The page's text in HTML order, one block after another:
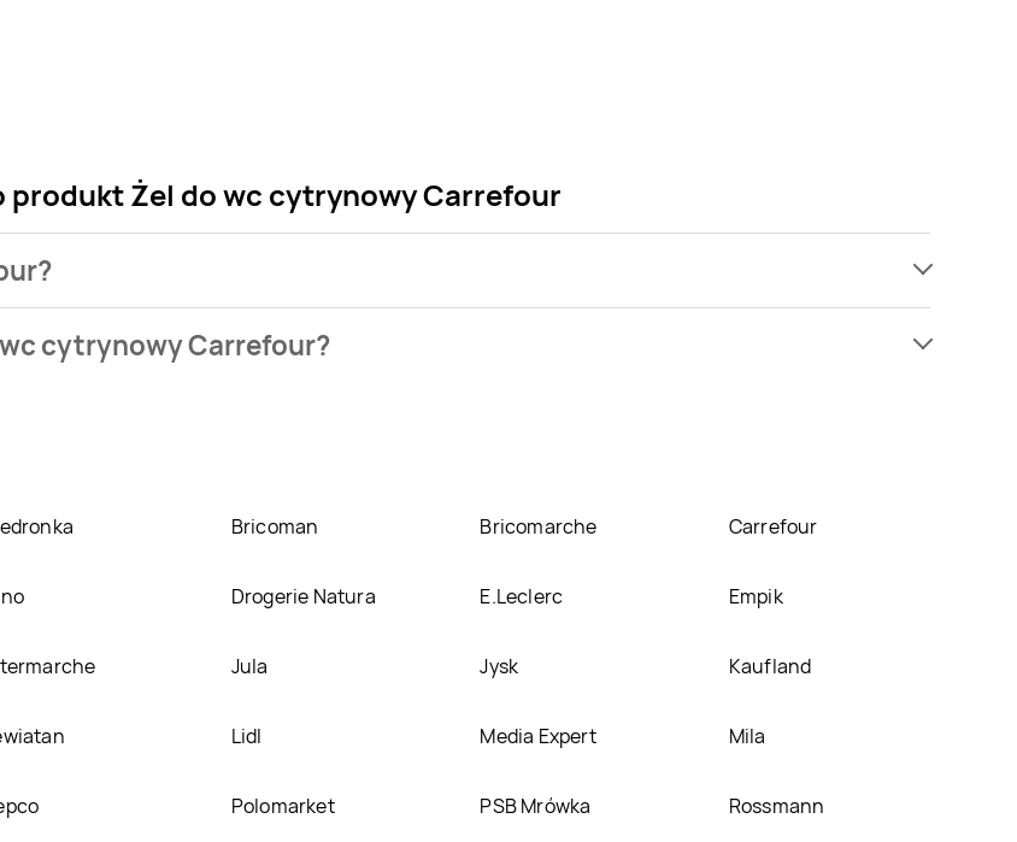
produkt Żel do wc cytrynowy Carrefour
cytrynowy Carrefour?
Bricoman Bricomarche Carrefour
Drogerie Natura E.Leclerc Empik
Jula Jysk Kaufland
Lidl Media Expert Mila
Polomarket PSB Mrówka Rossmann